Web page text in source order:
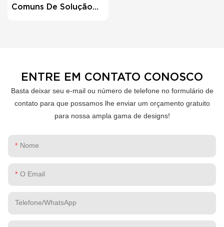
Comuns De Solução
ENTRE EM CONTATO CONOSCO
Basta deixar seu e-mail ou número de telefone no formulário de
contato para que possamos lhe enviar um orçamento gratuito
para nossa ampla gama de designs!
Nome
O Email
Telefone/WhatsApp